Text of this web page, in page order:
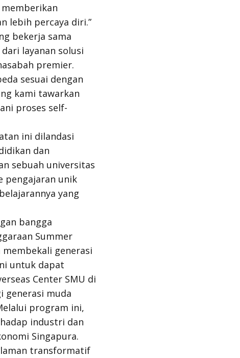
memberikan
lebih percaya diri.”
bekerja sama
layanan solusi
premier.
sesuai dengan
kami tawarkan
proses self-
ini dilandasi
dan
sebuah universitas
pengajaran unik
yang
bangga
Summer
membekali generasi
untuk dapat
Center SMU di
generasi muda
program ini,
industri dan
Singapura.
transformatif